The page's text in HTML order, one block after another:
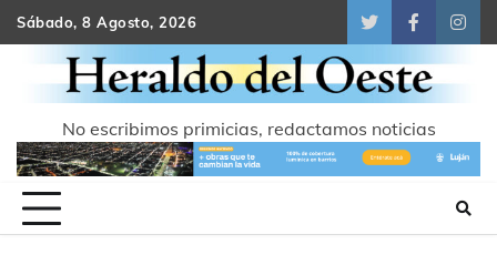
Skip
to
content
Sábado, 8 Agosto, 2026
TwitterFacebook
No escribimos primicias, redactamos noticias